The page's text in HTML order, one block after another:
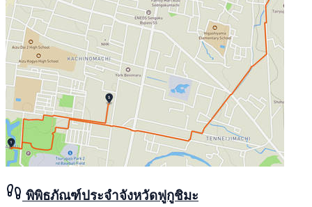
พิพิธภัณฑ์ประจำจังหวัดฟูกูชิมะ